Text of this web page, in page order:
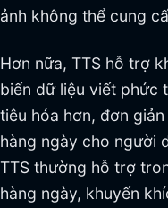
ảnh không thể cung
Hơn nữa, TTS hỗ trợ
biến dữ liệu viết phức
tiêu hóa hơn, đơn
hàng ngày cho người
TTS thường hỗ trợ
hàng ngày, khuyến